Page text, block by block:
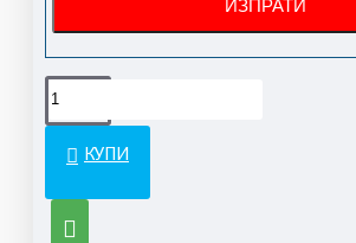
КУПИ